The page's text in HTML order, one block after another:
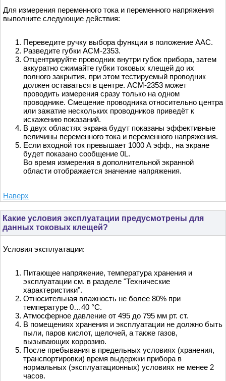
Для измерения переменного тока и переменного напряжения
выполните следующие действия:
Переведите ручку выбора функции в положение AAC.
Разведите губки АСМ-2353.
Отцентрируйте проводник внутри губок прибора, затем
аккуратно сжимайте губки токовых клещей до их
полного закрытия, при этом тестируемый проводник
должен оставаться в центре. АСМ-2353 может
проводить измерения сразу только на одном
проводнике. Смещение проводника относительно центра
или зажатие нескольких проводников приведёт к
искажению показаний.
В двух областях экрана будут показаны эффективные
величины переменного тока и переменного напряжения.
Если входной ток превышает 1000 А эфф., на экране
будет показано сообщение 0L.
Во время измерения в дополнительной экранной
области отображается значение напряжения.
Наверх
Какие условия эксплуатации предусмотрены для
данных токовых клещей?
Условия эксплуатации:
Питающее напряжение, температура хранения и
эксплуатации см. в разделе "Технические
характеристики".
Относительная влажность не более 80% при
температуре 0…40 °С.
Атмосферное давление от 495 до 795 мм рт. ст.
В помещениях хранения и эксплуатации не должно быть
пыли, паров кислот, щелочей, а также газов,
вызывающих коррозию.
После пребывания в предельных условиях (хранения,
транспортировки) время выдержки прибора в
нормальных (эксплуатационных) условиях не менее 2
часов.